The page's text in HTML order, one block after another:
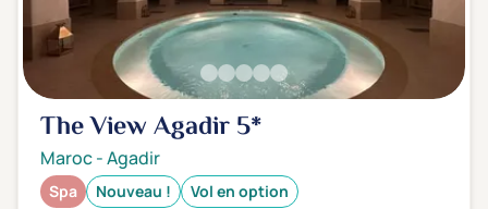
The View Agadir5*
Maroc-Agadir
Spa Nouveau ! Vol en option